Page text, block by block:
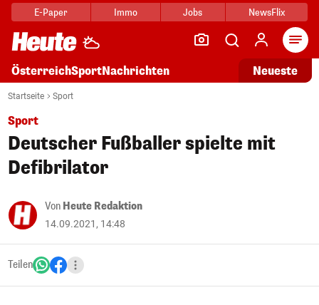
E-Paper Immo Jobs NewsFlix
ÖsterreichSportNachrichten Neueste
Startseite Sport
Sport
Deutscher Fußballer spielte mit
Defibrilator
Von Heute Redaktion
14.09.2021, 14:48
Teilen